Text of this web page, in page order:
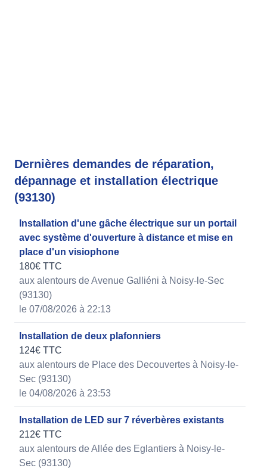
Dernières demandes de réparation,
dépannage et installation électrique
(93130)
Installation d'une gâche électrique sur un portail
avec système d'ouverture à distance et mise en
place d'un visiophone
180€ TTC
aux alentours de Avenue Galliéni à Noisy-le-Sec
(93130)
le 07/08/2026 à 22:13
Installation de deux plafonniers
124€ TTC
aux alentours de Place des Decouvertes à Noisy-le-
Sec (93130)
le 04/08/2026 à 23:53
Installation de LED sur 7 réverbères existants
212€ TTC
aux alentours de Allée des Eglantiers à Noisy-le-
Sec (93130)